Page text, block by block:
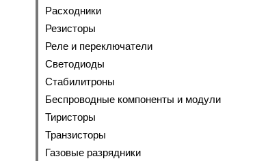
Расходники
Резисторы
Реле и переключатели
Светодиоды
Стабилитроны
Беспроводные компоненты и модули
Тиристоры
Транзисторы
Газовые разрядники